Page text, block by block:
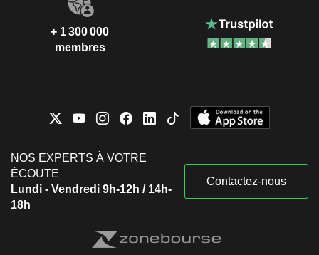
+ 1 300 000
membres
NOS EXPERTS À VOTRE
ÉCOUTE
Lundi - Vendredi 9h-12h / 14h-
18h
Contactez-nous